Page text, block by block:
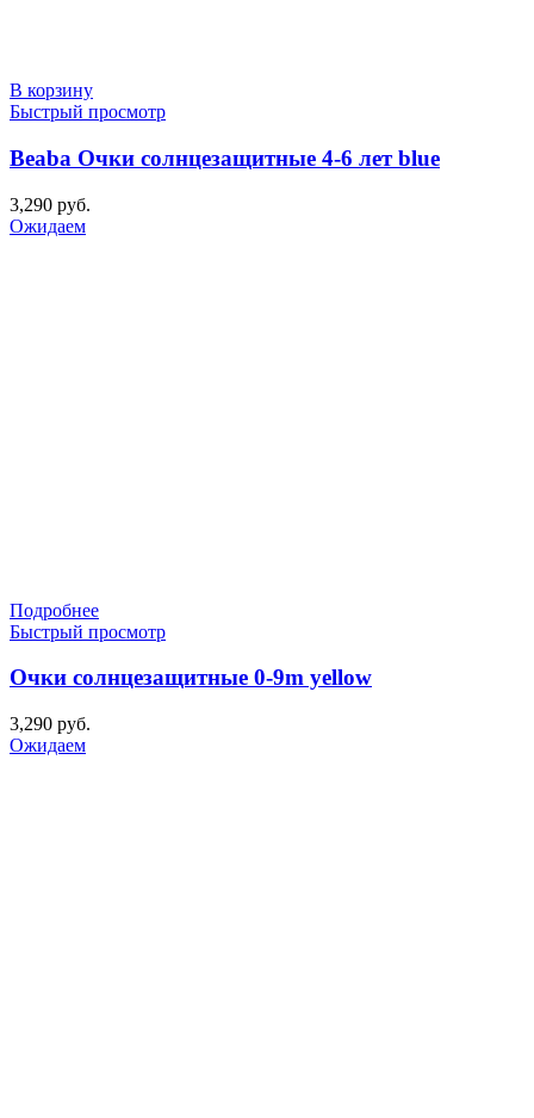
В корзину
Быстрый просмотр
Beaba Очки солнцезащитные 4-6 лет blue
3,290 руб.
Ожидаем
Подробнее
Быстрый просмотр
Очки солнцезащитные 0-9m yellow
3,290 руб.
Ожидаем